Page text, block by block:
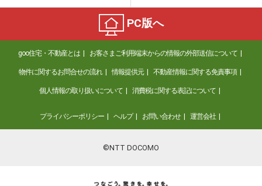
PC版へ
goo住宅・不動産とは お客さまご利用端末からの情報の外部送信について
物件に関するお問合せの流れ 情報提供元 不動産情報に関する免責事項
個人情報の取り扱いについて 消費税に関する表記について
プライバシーポリシー ヘルプ お問い合わせ 運営会社
©NTT DOCOMO